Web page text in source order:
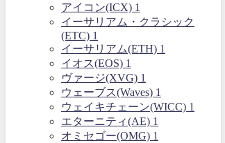
アイコン(ICX) 1
イーサリアム・クラシック
(ETC) 1
イーサリアム(ETH) 1
イオス(EOS) 1
ヴァージ(XVG) 1
ウェーブス(Waves) 1
ウェイキチェーン(WICC) 1
エターニティ(AE) 1
オミセゴー(OMG) 1